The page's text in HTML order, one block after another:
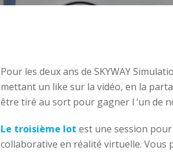
Pour les deux ans de SKYWAY
mettant un like sur la vidéo, en la
être tiré au sort pour gagner l ‘un de
Le troisième lot est une session
collaborative en réalité virtuelle. Vous